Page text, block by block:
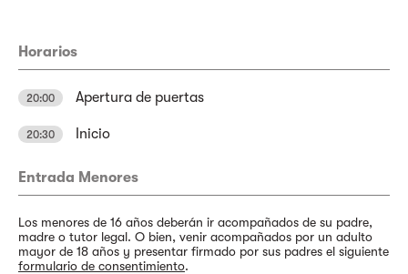
Horarios
20:00 Apertura de puertas
20:30 Inicio
Entrada Menores
Los menores de 16 años deberán ir acompañados de su padre,
madre o tutor legal. O bien, venir acompañados por un adulto
mayor de 18 años y presentar firmado por sus padres el siguiente
formulario de consentimiento.